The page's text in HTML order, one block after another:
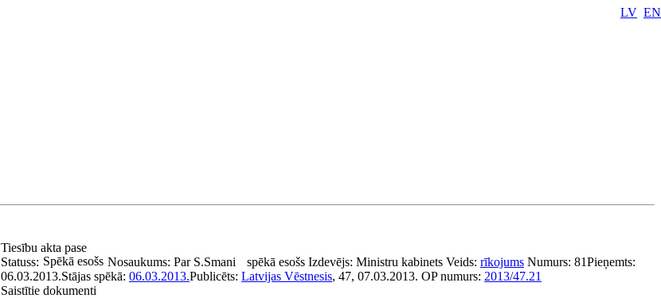
LV EN
Tiesību akta pase
Nosaukums: Par S.Smani
Statuss: Spēkā esošs spēkā esošs Izdevējs: Ministru kabinets Veids: rīkojums Numurs: 81Pieņemts:
06.03.2013.Stājas spēkā: 06.03.2013.Publicēts: Latvijas Vēstnesis, 47, 07.03.2013. OP numurs: 2013/47.21
Saistītie dokumenti